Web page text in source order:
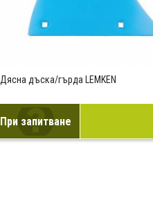
Дясна дъска/гърда LEMKEN
При запитване